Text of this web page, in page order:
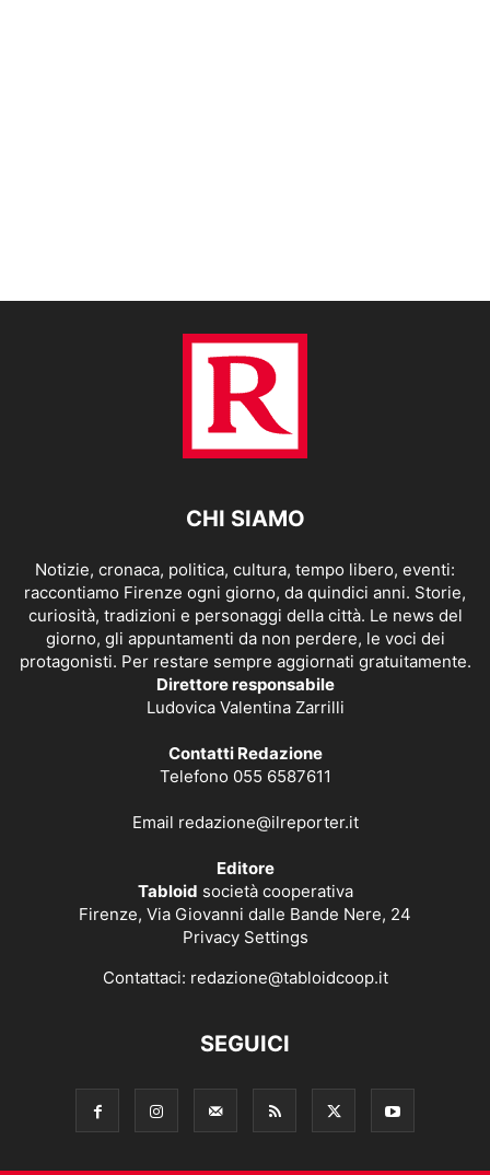
CHI SIAMO
Notizie, cronaca, politica, cultura, tempo libero, eventi:
raccontiamo Firenze ogni giorno, da quindici anni. Storie,
curiosità, tradizioni e personaggi della città. Le news del
giorno, gli appuntamenti da non perdere, le voci dei
protagonisti. Per restare sempre aggiornati gratuitamente.
Direttore responsabile
Ludovica Valentina Zarrilli
Contatti Redazione
Telefono 055 6587611
Email redazione@ilreporter.it
Editore
Tabloid società cooperativa
Firenze, Via Giovanni dalle Bande Nere, 24
Privacy Settings
Contattaci: redazione@tabloidcoop.it
SEGUICI